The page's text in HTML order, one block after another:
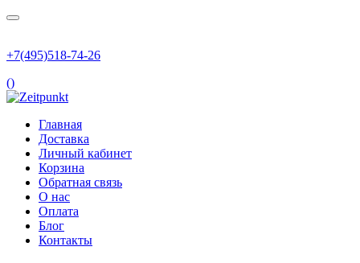
+7(495)518-74-26
()
Главная
Доставка
Личный кабинет
Корзина
Обратная связь
О нас
Оплата
Блог
Контакты